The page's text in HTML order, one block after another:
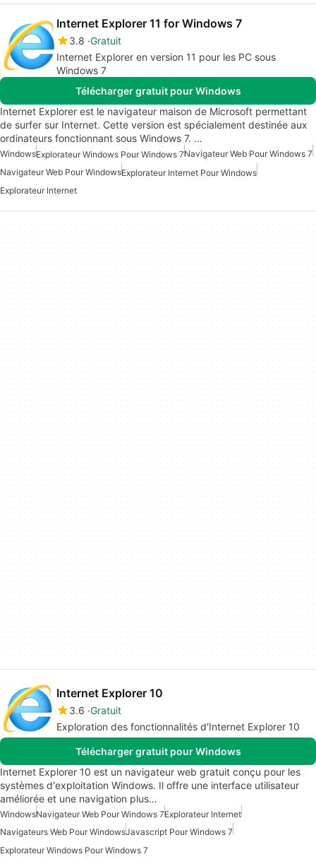
Internet Explorer 11 for Windows 7
3.8 Gratuit
Internet Explorer en version 11 pour les PC sous
Windows 7
Télécharger gratuit pour Windows
Internet Explorer est le navigateur maison de Microsoft permettant
de surfer sur Internet. Cette version est spécialement destinée aux
ordinateurs fonctionnant sous Windows 7. …
WindowsExplorateur Windows Pour Windows 7Navigateur Web Pour Windows 7
Navigateur Web Pour WindowsExplorateur Internet Pour Windows
Explorateur Internet
Internet Explorer 10
3.6 Gratuit
Exploration des fonctionnalités d'Internet Explorer 10
Télécharger gratuit pour Windows
Internet Explorer 10 est un navigateur web gratuit conçu pour les
systèmes d'exploitation Windows. Il offre une interface utilisateur
améliorée et une navigation plus…
WindowsNavigateur Web Pour Windows 7Explorateur Internet
Navigateurs Web Pour WindowsJavascript Pour Windows 7
Explorateur Windows Pour Windows 7